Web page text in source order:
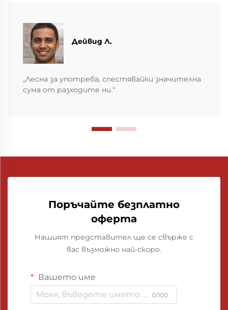
Дейвид Л.
„Лесна за употреба, спестявайки значителна
сума от разходите ни.“
Поръчайте безплатно
оферта
Нашият представител ще се свърже с
вас възможно най-скоро.
Вашето име
0/100